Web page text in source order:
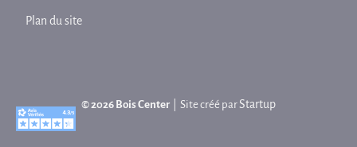
© 2026 Bois Center | Site créé parStartup
Plan du site